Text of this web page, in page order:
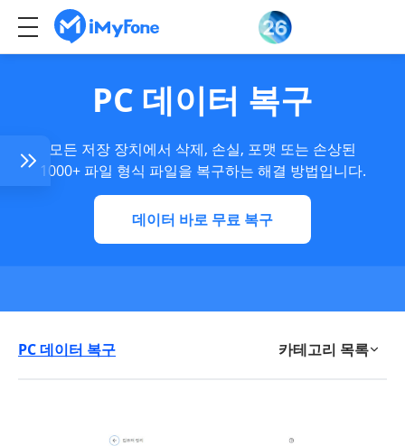
PC 데이터 복구
모든 저장 장치에서 삭제, 손실, 포맷 또는 손상된
1000+ 파일 형식 파일을 복구하는 해결 방법입니다.
데이터 바로 무료 복구
PC 데이터 복구 카테고리 목록
을